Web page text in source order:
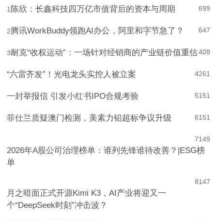
699
1 陈欣：长鑫科技四万亿市值背后的资本与周期
647
2腾讯WorkBuddy领跑AI办公，阿里和字节急了？
408
3耐克“收权运动”：一场针对经销商的产业链价值重估
261
4
“六雷齐发”！光电龙头实控人被立案
151
5
一封举报信 引发小红书IPO合规考验
151
6
菲仕兰质疑澳门检测，美素力铅超标争议升级
149
7
2026年A股公司治理榜单：谁列先锋谁待改善？|ESG榜
单
147
8
月之暗面正式开源Kimi K3，AI产业将迎又一
个“DeepSeek时刻”冲击波？